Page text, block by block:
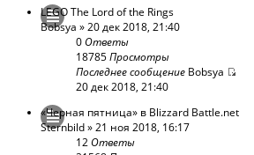
LEGO The Lord of the Rings
Bobsya » 20 дек 2018, 21:40
0Ответы
18785Просмотры
Последнее сообщение Bobsya
20 дек 2018, 21:40
«Черная пятница» в Blizzard Battle.net
Sternbild» 21 ноя 2018, 16:17
12Ответы